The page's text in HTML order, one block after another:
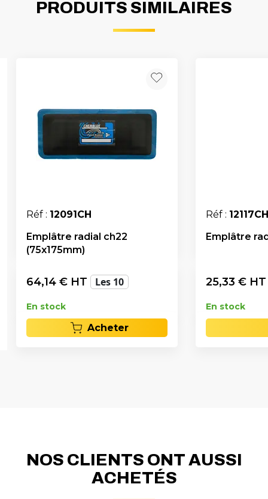
PRODUITS SIMILAIRES
Réf : 12091CH
Emplâtre radial ch22
(75x175mm)
64,14 € HT Les 10
En stock
Acheter
Réf : 12117CH
Emplâtre
25,33 €
En stock
NOS CLIENTS ONT AUSSI
ACHETÉS